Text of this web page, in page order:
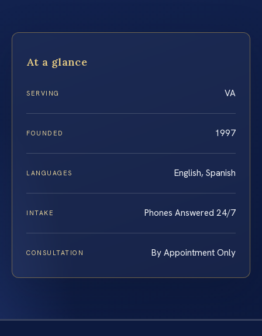
At a glance
SERVING VA
FOUNDED 1997
LANGUAGES English, Spanish
INTAKE Phones Answered 24/7
CONSULTATION By Appointment Only